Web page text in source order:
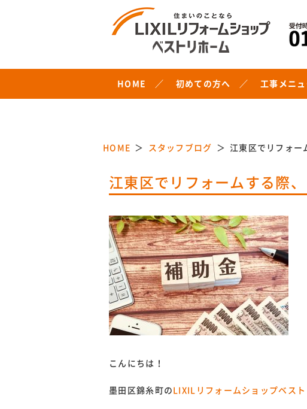
HOME 初めての方へ 工事メニ
HOME スタッフブログ 江東区でリフォー
江東区でリフォームする際
こんにちは！
墨田区錦糸町の LIXILリフォームショップベス